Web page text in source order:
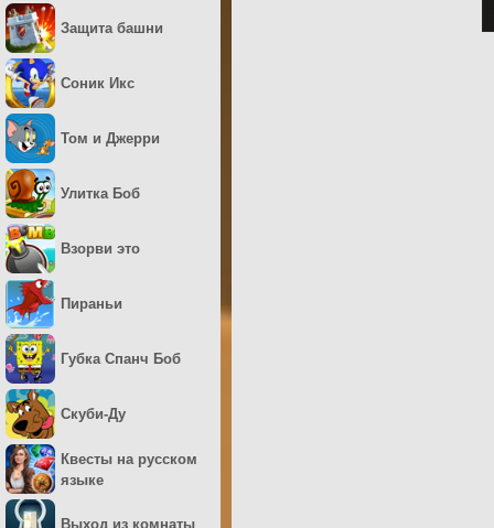
Защита башни
Соник Икс
Том и Джерри
Улитка Боб
Взорви это
Пираньи
Губка Спанч Боб
Скуби-Ду
Квесты на русском
языке
Выход из комнаты